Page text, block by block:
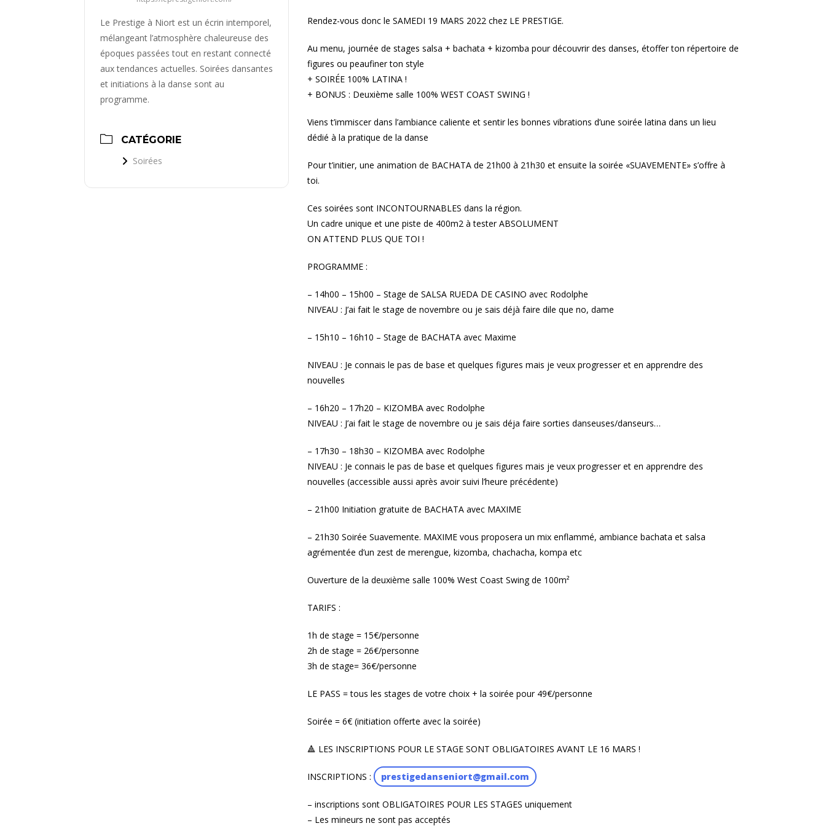
Le Prestige à Niort est un écrin intemporel,
mélangeant l’atmosphère chaleureuse des
époques passées tout en restant connecté
aux tendances actuelles. Soirées dansantes
et initiations à la danse sont au
programme.
CATÉGORIE
Soirées
Rendez-vous donc le SAMEDI 19 MARS 2022 chez LE PRESTIGE.
Au menu, journée de stages salsa + bachata + kizomba pour découvrir des danses, étoffer ton répertoire de
figures ou peaufiner ton style
+ SOIRÉE 100% LATINA !
+ BONUS : Deuxième salle 100% WEST COAST SWING !
Viens t’immiscer dans l’ambiance caliente et sentir les bonnes vibrations d’une soirée latina dans un lieu
dédié à la pratique de la danse
Pour t’initier, une animation de BACHATA de 21h00 à 21h30 et ensuite la soirée «SUAVEMENTE» s’offre à
toi.
Ces soirées sont INCONTOURNABLES dans la région.
Un cadre unique et une piste de 400m2 à tester ABSOLUMENT
ON ATTEND PLUS QUE TOI !
PROGRAMME :
– 14h00 – 15h00 – Stage de SALSA RUEDA DE CASINO avec Rodolphe
NIVEAU : J’ai fait le stage de novembre ou je sais déjà faire dile que no, dame
– 15h10 – 16h10 – Stage de BACHATA avec Maxime
NIVEAU : Je connais le pas de base et quelques figures mais je veux progresser et en apprendre des
nouvelles
– 16h20 – 17h20 – KIZOMBA avec Rodolphe
NIVEAU : J’ai fait le stage de novembre ou je sais déja faire sorties danseuses/danseurs…
– 17h30 – 18h30 – KIZOMBA avec Rodolphe
NIVEAU : Je connais le pas de base et quelques figures mais je veux progresser et en apprendre des
nouvelles (accessible aussi après avoir suivi l’heure précédente)
– 21h00 Initiation gratuite de BACHATA avec MAXIME
– 21h30 Soirée Suavemente. MAXIME vous proposera un mix enflammé, ambiance bachata et salsa
agrémentée d’un zest de merengue, kizomba, chachacha, kompa etc
Ouverture de la deuxième salle 100% West Coast Swing de 100m²
TARIFS :
1h de stage = 15€/personne
2h de stage = 26€/personne
3h de stage= 36€/personne
LE PASS = tous les stages de votre choix + la soirée pour 49€/personne
Soirée = 6€ (initiation offerte avec la soirée)
🔺 LES INSCRIPTIONS POUR LE STAGE SONT OBLIGATOIRES AVANT LE 16 MARS !
INSCRIPTIONS : prestigedanseniort@gmail.com
– inscriptions sont OBLIGATOIRES POUR LES STAGES uniquement
– Les mineurs ne sont pas acceptés